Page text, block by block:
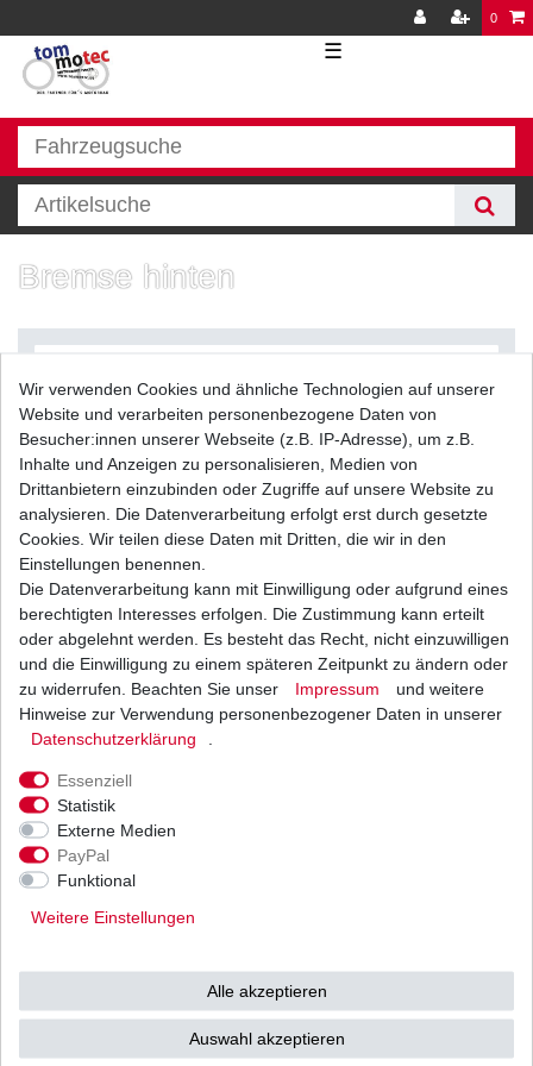
0
☰
Bremse hinten
Filter
Bremsbeläge FA 104 FA104 Bremsklötze
Yamaha verschiedene Variationen
UVP 28,00 € ab 18,90 € *
1 Satz | 18,90 € / Satz
inkl. ges. MwSt. zzgl.
Versand
Ab einem Warenwert von
500 Euro versenden wir
53783 Eitorf (
unbedingt Termin
Wir verwenden Cookies und ähnliche Technologien auf unserer
Website und verarbeiten personenbezogene Daten von
Besucher:innen unserer Webseite (z.B. IP-Adresse), um z.B.
Inhalte und Anzeigen zu personalisieren, Medien von
Drittanbietern einzubinden oder Zugriffe auf unsere Website zu
analysieren. Die Datenverarbeitung erfolgt erst durch gesetzte
Cookies. Wir teilen diese Daten mit Dritten, die wir in den
Einstellungen benennen.
Die Datenverarbeitung kann mit Einwilligung oder aufgrund eines
berechtigten Interesses erfolgen. Die Zustimmung kann erteilt
oder abgelehnt werden. Es besteht das Recht, nicht einzuwilligen
und die Einwilligung zu einem späteren Zeitpunkt zu ändern oder
zu widerrufen. Beachten Sie unser
Impressum
und weitere
Hinweise zur Verwendung personenbezogener Daten in unserer
Daten­schutz­erklärung
Essenziell
Statistik
Externe Medien
PayPal
Funktional
Weitere Einstellungen
Alle akzeptieren
Auswahl akzeptieren